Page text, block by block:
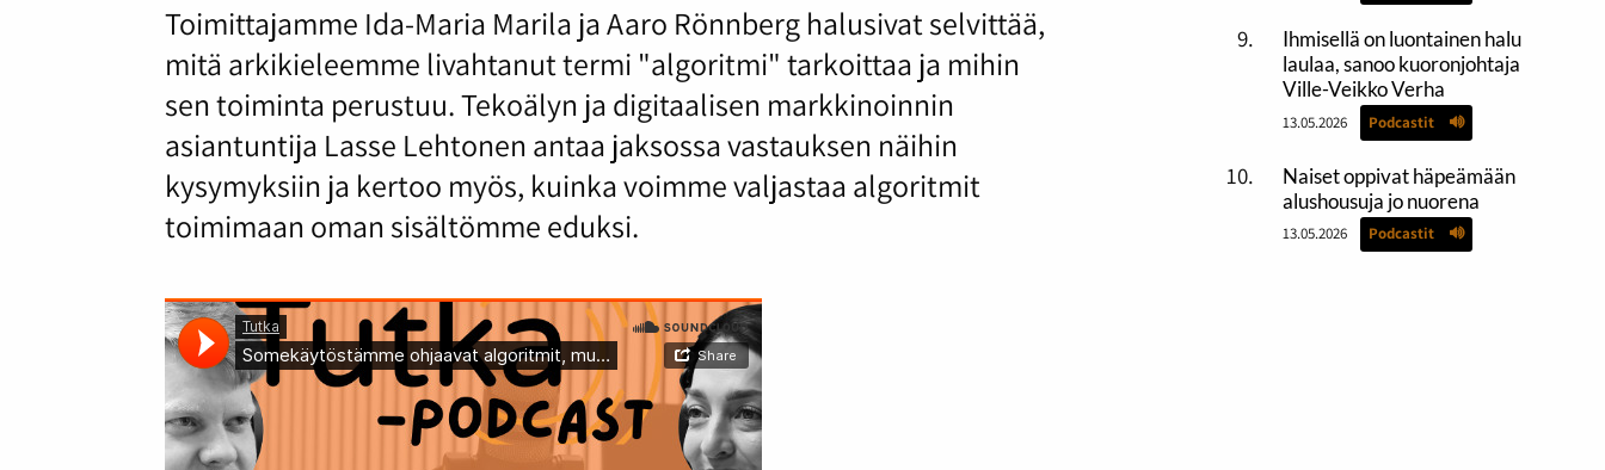
Toimittajamme Ida-Maria Marila ja Aaro Rönnberg halusivat selvittää,
mitä arkikieleemme livahtanut termi "algoritmi" tarkoittaa ja mihin
sen toiminta perustuu. Tekoälyn ja digitaalisen markkinoinnin
asiantuntija Lasse Lehtonen antaa jaksossa vastauksen näihin
kysymyksiin ja kertoo myös, kuinka voimme valjastaa algoritmit
toimimaan oman sisältömme eduksi.
Ihmisellä on luontainen halu
laulaa, sanoo kuoronjohtaja
Ville-Veikko Verha
13.05.2026 Podcastit
Naiset oppivat häpeämään
alushousuja jo nuorena
13.05.2026 Podcastit